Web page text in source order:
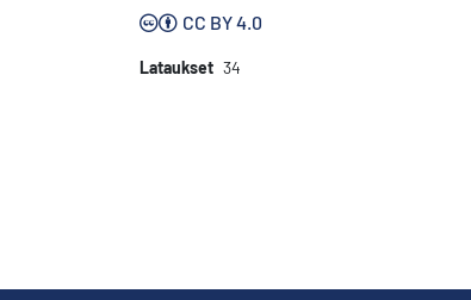
CC BY 4.0
Lataukset 34